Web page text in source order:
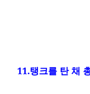
11.탱크를 탄 채